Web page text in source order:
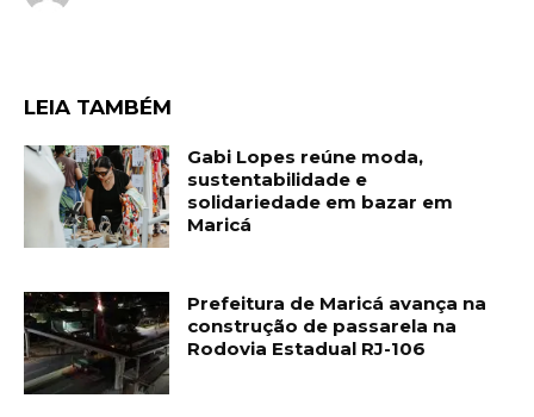
LEIA TAMBÉM
Gabi Lopes reúne moda,
sustentabilidade e
solidariedade em bazar em
Maricá
Prefeitura de Maricá avança na
construção de passarela na
Rodovia Estadual RJ-106